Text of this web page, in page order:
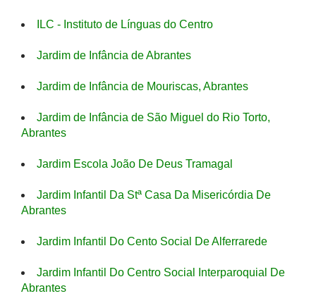
ILC - Instituto de Línguas do Centro
Jardim de Infância de Abrantes
Jardim de Infância de Mouriscas, Abrantes
Jardim de Infância de São Miguel do Rio Torto,
Abrantes
Jardim Escola João De Deus Tramagal
Jardim Infantil Da Stª Casa Da Misericórdia De
Abrantes
Jardim Infantil Do Cento Social De Alferrarede
Jardim Infantil Do Centro Social Interparoquial De
Abrantes